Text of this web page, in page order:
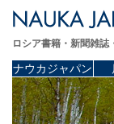
ロシア書籍・新聞雑
ナウカジャパン